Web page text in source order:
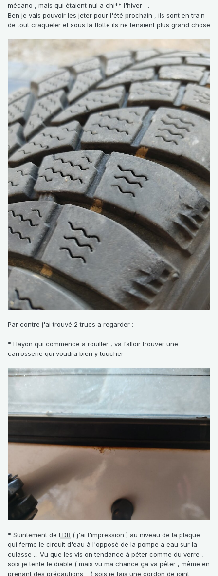
mécano , mais qui étaient nul a chi** l'hiver .
Ben je vais pouvoir les jeter pour l'été prochain , ils sont en train
de tout craqueler et sous la flotte ils ne tenaient plus grand chose
Par contre j'ai trouvé 2 trucs a regarder :
* Hayon qui commence a rouiller , va falloir trouver une
carrosserie qui voudra bien y toucher
* Suintement de LDR ( j'ai l'impression ) au niveau de la plaque
qui ferme le circuit d'eau à l'opposé de la pompe a eau sur la
culasse ... Vu que les vis on tendance à péter comme du verre ,
sois je tente le diable ( mais vu ma chance ça va péter , même en
prenant des précautions ) sois je fais une cordon de joint